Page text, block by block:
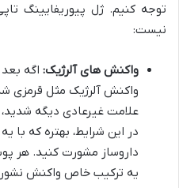
توجه کنیم. ژل پیوریفایینگ
نیست:
واکنش های آلرژیک: اگه
واکنش آلرژیک مثل قرمزی
علامت غیرعادی دیگه
در این شرایط، بهتره که
داروساز مشورت کنید. هر
یه ترکیب خاص واکنش